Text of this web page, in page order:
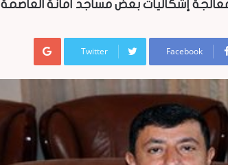
إشكاليات بعض مساجد أمانة العاصمة
Facebook
Twitter
Google+